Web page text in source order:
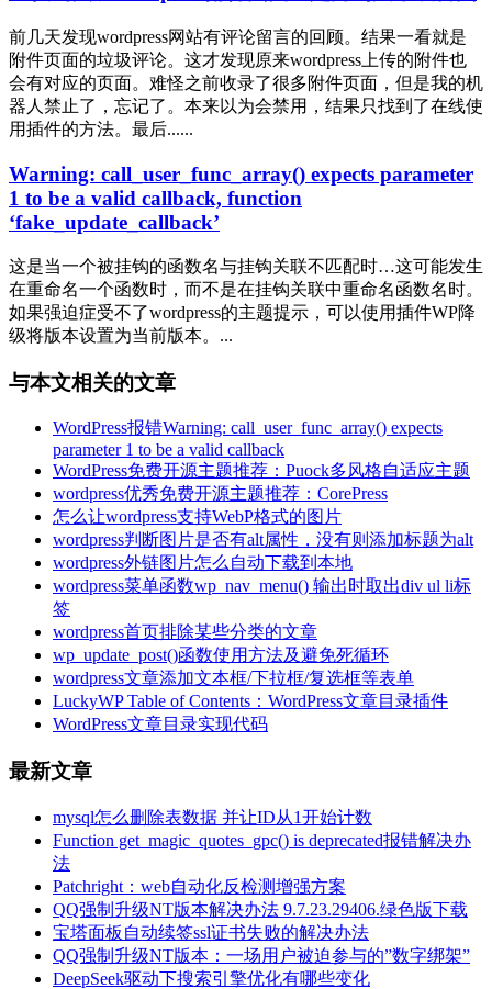
前几天发现wordpress网站有评论留言的回顾。结果一看就是
附件页面的垃圾评论。这才发现原来wordpress上传的附件也
会有对应的页面。难怪之前收录了很多附件页面，但是我的机
器人禁止了，忘记了。本来以为会禁用，结果只找到了在线使
用插件的方法。最后......
Warning: call_user_func_array() expects parameter
1 to be a valid callback, function
‘fake_update_callback’
这是当一个被挂钩的函数名与挂钩关联不匹配时…这可能发生
在重命名一个函数时，而不是在挂钩关联中重命名函数名时。
如果强迫症受不了wordpress的主题提示，可以使用插件WP降
级将版本设置为当前版本。...
与本文相关的文章
WordPress报错Warning: call_user_func_array() expects
parameter 1 to be a valid callback
WordPress免费开源主题推荐：Puock多风格自适应主题
wordpress优秀免费开源主题推荐：CorePress
怎么让wordpress支持WebP格式的图片
wordpress判断图片是否有alt属性，没有则添加标题为alt
wordpress外链图片怎么自动下载到本地
wordpress菜单函数wp_nav_menu() 输出时取出div ul li标
签
wordpress首页排除某些分类的文章
wp_update_post()函数使用方法及避免死循环
wordpress文章添加文本框/下拉框/复选框等表单
LuckyWP Table of Contents：WordPress文章目录插件
WordPress文章目录实现代码
最新文章
mysql怎么删除表数据 并让ID从1开始计数
Function get_magic_quotes_gpc() is deprecated报错解决办
法
Patchright：web自动化反检测增强方案
QQ强制升级NT版本解决办法 9.7.23.29406.绿色版下载
宝塔面板自动续签ssl证书失败的解决办法
QQ强制升级NT版本：一场用户被迫参与的”数字绑架”
DeepSeek驱动下搜索引擎优化有哪些变化